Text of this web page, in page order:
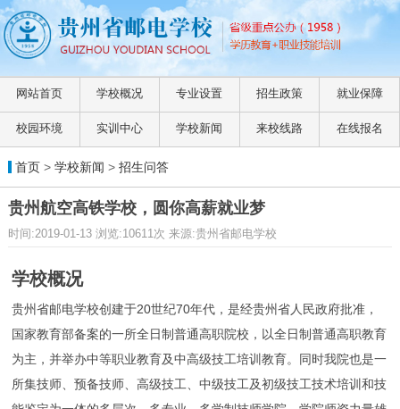
网站首页 学校概况 专业设置 招生政策 就业保障
校园环境 实训中心 学校新闻 来校线路 在线报名
首页> 学校新闻 > 招生问答
贵州航空高铁学校，圆你高薪就业梦
时间:2019-01-13 浏览:10611次 来源:贵州省邮电学校
学校概况
贵州省邮电学校创建于20世纪70年代，是经贵州省人民政府批准，
国家教育部备案的一所全日制普通高职院校，以全日制普通高职教育
为主，并举办中等职业教育及中高级技工培训教育。同时我院也是一
所集技师、预备技师、高级技工、中级技工及初级技工技术培训和技